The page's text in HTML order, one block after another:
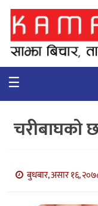
गृहपृष्ठ
समाचार
कुटनिती
अर्थ
र
☰
चरीबाघको
बुधबार, असार १६,